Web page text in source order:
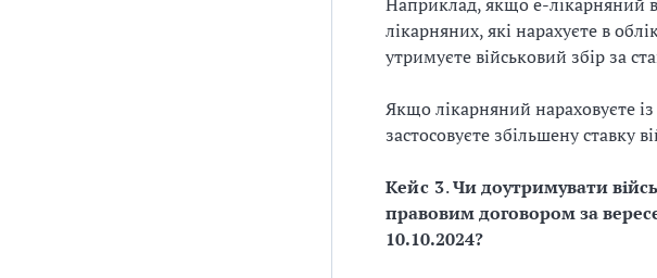
лікарняних, які нарахуєте в
утримуєте військовий збір за
Якщо лікарняний нараховуєте
застосовуєте збільшену ставку
Кейс 3.Чи доутримувати
правовим договором за
10.10.2024?